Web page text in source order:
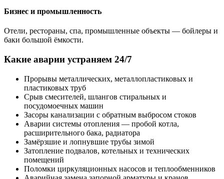
Бизнес и промышленность
Отели, рестораны, спа, промышленные объекты — бойлеры и
баки большой ёмкости.
Какие аварии устраняем 24/7
Прорывы металлических, металлопластиковых и
пластиковых труб
Срыв смесителей, шлангов стиральных и
посудомоечных машин
Засоры канализации с обратным выбросом стоков
Аварии системы отопления — пробой котла,
расширительного бака, радиатора
Замёрзшие и лопнувшие трубы зимой
Затопление подвалов, котельных и технических
помещений
Поломки циркуляционных насосов и теплообменников